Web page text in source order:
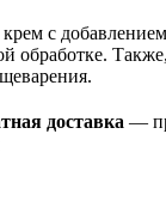
с
обработке.
доставка —